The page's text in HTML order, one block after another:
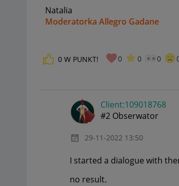
Natalia
Moderatorka Allegro Gadane
0 W PUNKT! 0 0 0
Client:109018768
#2 Obserwator
‎29-11-2022 13:50
I started a dialogue with
no result.